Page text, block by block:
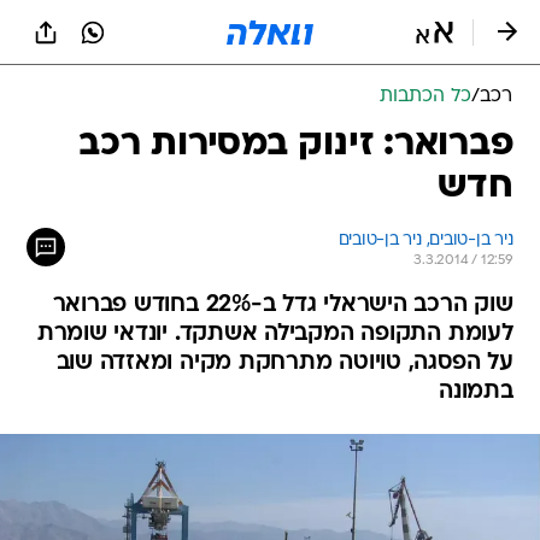
רכב/כל הכתבות
פברואר: זינוק במסירות רכב
חדש
ניר בן-טובים, ניר בן-טובים
3.3.2014 / 12:59
שוק הרכב הישראלי גדל ב-22% בחודש פברואר
לעומת התקופה המקבילה אשתקד. יונדאי שומרת
על הפסגה, טויוטה מתרחקת מקיה ומאזדה שוב
בתמונה